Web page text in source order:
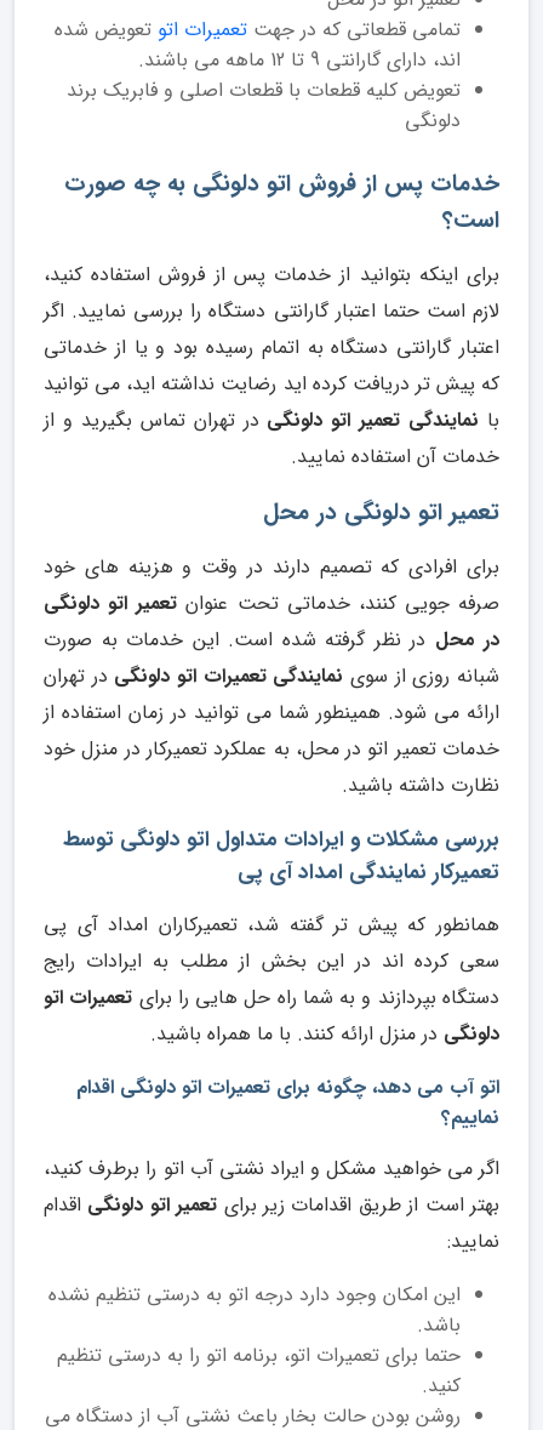
تمامی قطعاتی که در جهت تعمیرات اتو تعویض شده
اند، دارای گارانتی 9 تا 12 ماهه می باشند.
تعویض کلیه قطعات با قطعات اصلی و فابریک برند
دلونگی
خدمات پس از فروش اتو دلونگی به چه صورت
است؟
برای اینکه بتوانید از خدمات پس از فروش استفاده کنید،
لازم است حتما اعتبار گارانتی دستگاه را بررسی نمایید. اگر
اعتبار گارانتی دستگاه به اتمام رسیده بود و یا از خدماتی
که پیش تر دریافت کرده اید رضایت نداشته اید، می توانید
با نمایندگی تعمیر اتو دلونگی در تهران تماس بگیرید و از
خدمات آن استفاده نمایید.
تعمیر اتو دلونگی در محل
برای افرادی که تصمیم دارند در وقت و هزینه های خود
صرفه جویی کنند، خدماتی تحت عنوان تعمیر اتو دلونگی
در محل در نظر گرفته شده است. این خدمات به صورت
شبانه روزی از سوینمایندگی تعمیرات اتو دلونگی در تهران
ارائه می شود. همینطور شما می توانید در زمان استفاده از
خدمات تعمیر اتو در محل، به عملکرد تعمیرکار در منزل خود
نظارت داشته باشید.
بررسی مشکلات و ایرادات متداول اتو دلونگی توسط
تعمیرکار نمایندگی امداد آی پی
همانطور که پیش تر گفته شد، تعمیرکاران امداد آی پی
سعی کرده اند در این بخش از مطلب به ایرادات رایج
دستگاه بپردازند و به شما راه حل هایی را برای تعمیرات اتو
دلونگی در منزل ارائه کنند. با ما همراه باشید.
اتو آب می دهد، چگونه برای تعمیرات اتو دلونگی اقدام
نماییم؟
اگر می خواهید مشکل و ایراد نشتی آب اتو را برطرف کنید،
بهتر است از طریق اقدامات زیر برای تعمیر اتو دلونگی اقدام
نمایید:
این امکان وجود دارد درجه اتو به درستی تنظیم نشده
باشد.
حتما برای تعمیرات اتو، برنامه اتو را به درستی تنظیم
کنید.
روشن بودن حالت بخار باعث نشتی آب از دستگاه می